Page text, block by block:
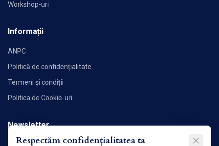
Workshop-uri
Informații
ANPC
Politică de confidențialitate
Termeni și condiții
Politica de Cookie-uri
Newsletter
Abonează-te pentru a primi noutăți și articole direct în inbox.
Respectăm confidențialitatea ta